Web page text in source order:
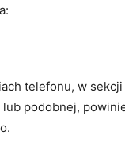
telefonu, w sekcji
lub podobnej,